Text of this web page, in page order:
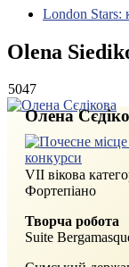
London Stars:
Olena
5047
Олена
VII вікова
Фортепіано
Творча робота
Suite